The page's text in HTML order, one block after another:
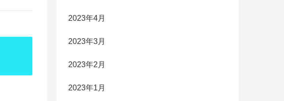
2023年4月
2023年3月
2023年2月
2023年1月